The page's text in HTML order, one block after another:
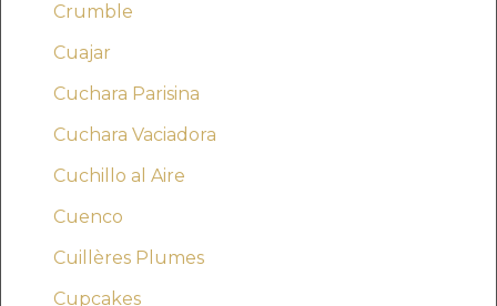
Crumble
Cuajar
Cuchara Parisina
Cuchara Vaciadora
Cuchillo al Aire
Cuenco
Cuillères Plumes
Cupcakes